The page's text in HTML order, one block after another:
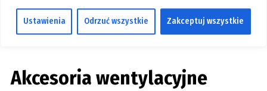
Ustawienia Odrzuć wszystkie Zakceptuj wszystkie
GALERIA
SZUKAJ
Pokaż branże
Akcesoria wentylacyjne